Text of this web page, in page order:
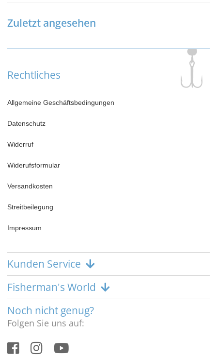
Zuletzt angesehen
Rechtliches
Allgemeine Geschäftsbedingungen
Datenschutz
Widerruf
Widerufsformular
Versandkosten
Streitbeilegung
Impressum
Kunden Service
Fisherman's World
Noch nicht genug?
Folgen Sie uns auf: